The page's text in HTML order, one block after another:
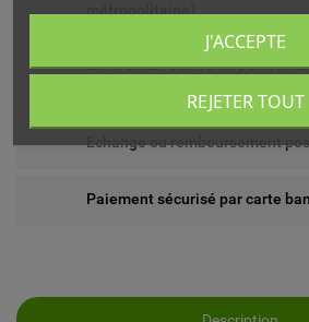
métropolitaine)
Livré chez vous ou en point
Echange ou remboursement
Paiement sécurisé par carte
REJETER TOUT
J'ACCEPTE